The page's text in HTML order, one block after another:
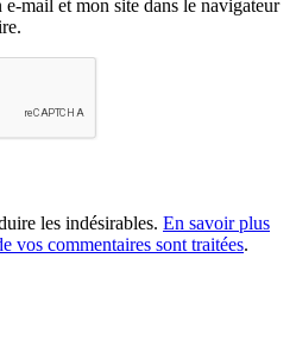
mail et mon site dans le navigateur
les indésirables. En savoir plus
vos commentaires sont traitées.